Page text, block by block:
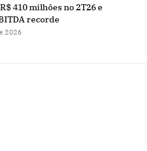
410 milhões no 2T26 e
recorde
2026